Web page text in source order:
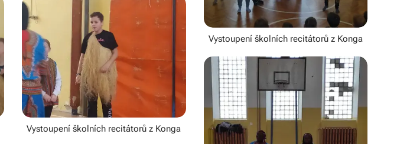
Vystoupení školních recitátorů z Konga
Vystoupení školních recitátorů z Konga